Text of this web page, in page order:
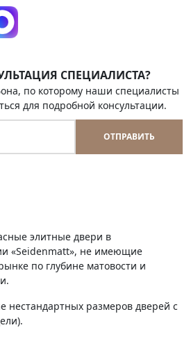
СПЕЦИАЛИСТА?
по которому наши специалисты
для подробной консультации.
ОТПРАВИТЬ
элитные двери в
«Seidenmatt», не имеющие
по глубине матовости и
нестандартных размеров дверей с